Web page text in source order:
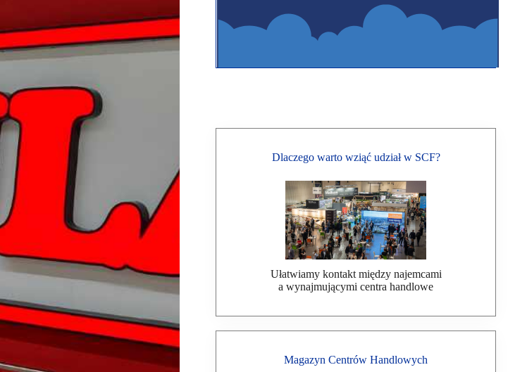
Dlaczego warto wziąć udział w SCF?
Ułatwiamy kontakt między najemcami
a wynajmującymi centra handlowe
Magazyn Centrów Handlowych